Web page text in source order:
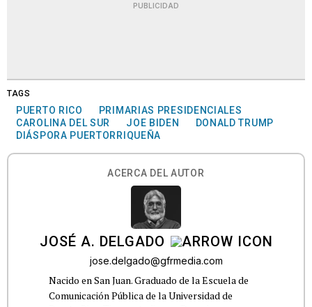
PUBLICIDAD
TAGS
PUERTO RICO
PRIMARIAS PRESIDENCIALES
CAROLINA DEL SUR
JOE BIDEN
DONALD TRUMP
DIÁSPORA PUERTORRIQUEÑA
ACERCA DEL AUTOR
JOSÉ A. DELGADO
jose.delgado@gfrmedia.com
Nacido en San Juan. Graduado de la Escuela de
Comunicación Pública de la Universidad de